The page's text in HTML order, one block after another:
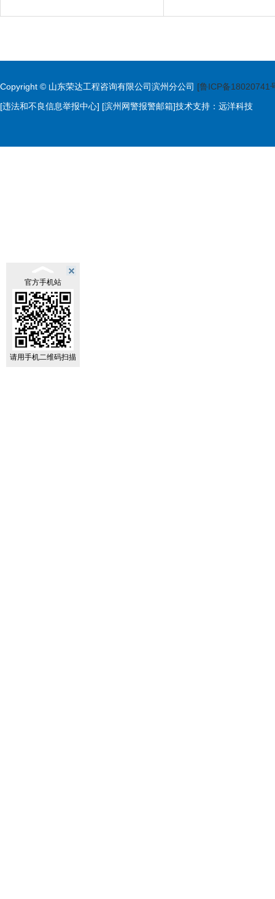
Copyright © 山东荣达工程咨询有限公司滨州分公司 [鲁ICP备18020741
[违法和不良信息举报中心] [滨州网警报警邮箱]技术支持： 远洋科技
官方手机站
请用手机二维码扫描